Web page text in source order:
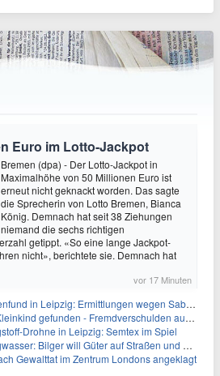
Euro im Lotto-Jackpot
Bremen (dpa) - Der Lotto-Jackpot in
Maximalhöhe von 50 Millionen Euro ist
erneut nicht geknackt worden. Das sagte
die Sprecherin von Lotto Bremen, Bianca
König. Demnach hat seit 38 Ziehungen
niemand die sechs richtigen
getippt. «So eine lange Jackpot-
nicht», berichtete sie. Demnach hat
vor 17 Minuten
in Leipzig: Ermittlungen wegen Sabotage und Spionage
gefunden - Fremdverschulden ausgeschlossen
Drohne in Leipzig: Semtex im Spiel
Bilger will Güter auf Straßen und Schienen bringen
Gewalttat im Zentrum Londons angeklagt